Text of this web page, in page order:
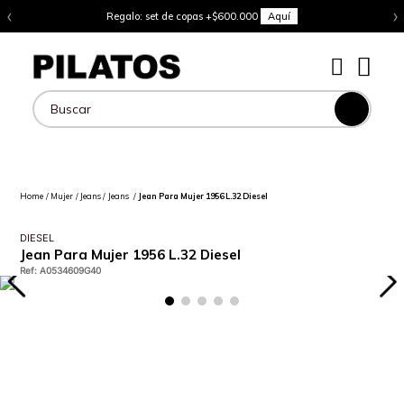
‹ Regalo: set de copas +$600.000 Aquí ›
Buscar
Mujer Jeans Jeans Jean Para Mujer 1956 L.32 Diesel
DIESEL
Jean Para Mujer 1956 L.32 Diesel
Ref:A0534609G40